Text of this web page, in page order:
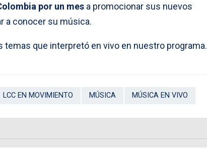
por un mes a promocionar sus nuevos
a conocer su música.
temas que interpretó en vivo en nuestro programa.
LCC EN MOVIMIENTO MÚSICA MÚSICA EN VIVO